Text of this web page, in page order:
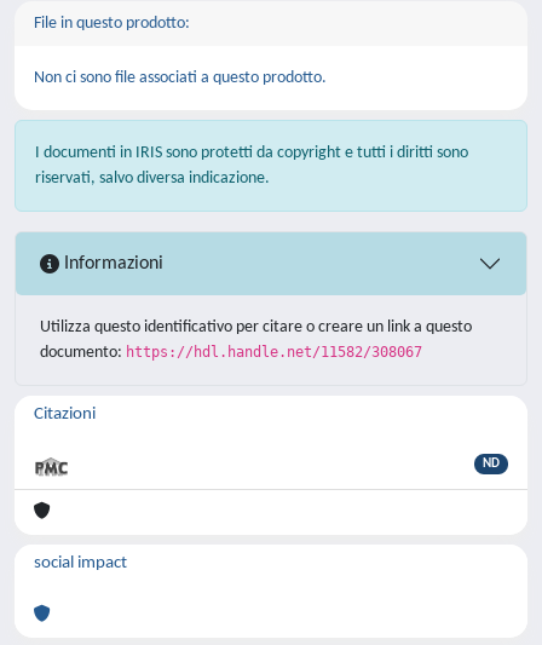
File in questo prodotto:
Non ci sono file associati a questo prodotto.
I documenti in IRIS sono protetti da copyright e tutti i diritti sono
riservati, salvo diversa indicazione.
Informazioni
Utilizza questo identificativo per citare o creare un link a questo
documento: https://hdl.handle.net/11582/308067
Citazioni
ND
social impact